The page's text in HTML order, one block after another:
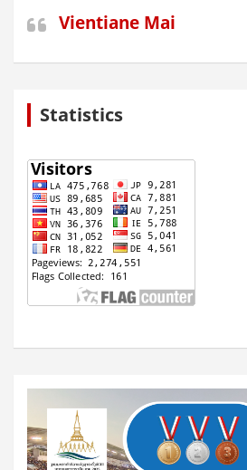
Vientiane Mai
Statistics